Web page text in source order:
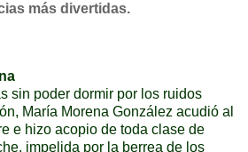
más divertidas.
sin poder dormir por los ruidos
María Morena González acudió al
e hizo acopio de toda clase de
impelida por la berrea de los